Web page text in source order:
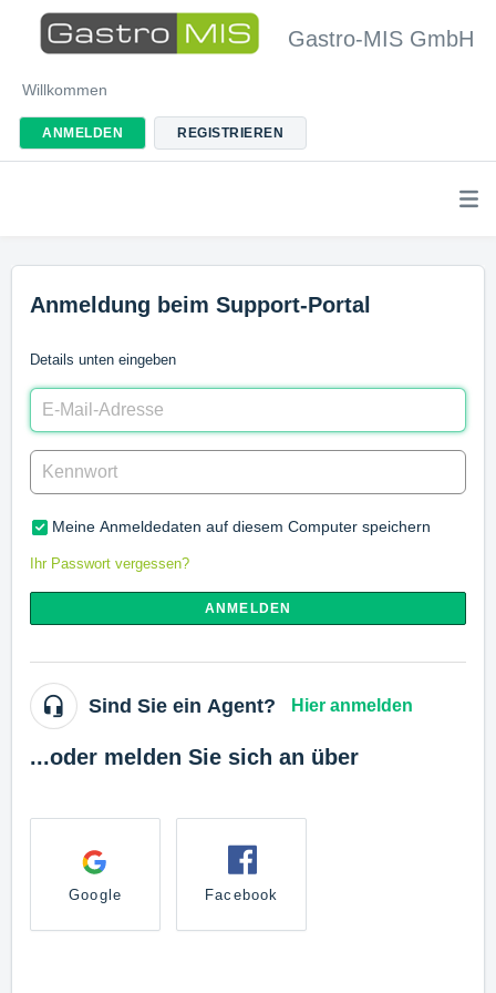
Gastro-MIS GmbH
Willkommen
ANMELDEN REGISTRIEREN
Anmeldung beim Support-Portal
Details unten eingeben
Meine Anmeldedaten auf diesem Computer speichern
Ihr Passwort vergessen?
ANMELDEN
Sind Sie ein Agent? Hier anmelden
...oder melden Sie sich an über
Google Facebook